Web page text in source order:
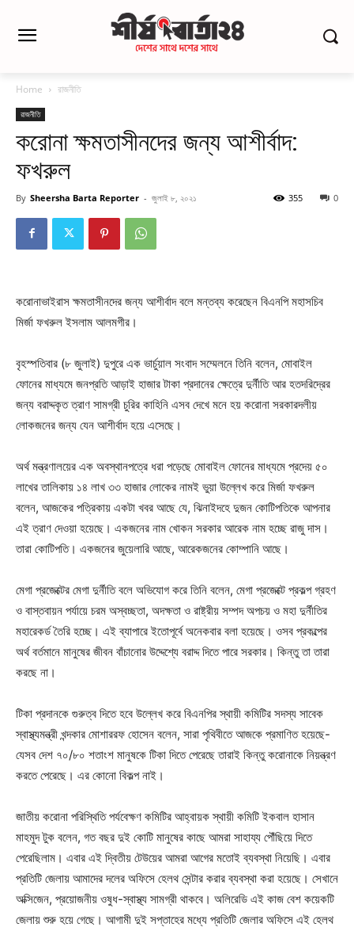
Home রাজনীতি
রাজনীতি
করোনা ক্ষমতাসীনদের জন্য আশীর্বাদ:
ফখরুল
By Sheersha Barta Reporter - জুলাই ৮, ২০২১ 0
355
করোনাভাইরাস ক্ষমতাসীনদের জন্য আশীর্বাদ বলে মন্তব্য করেছেন বিএনপি মহাসচিব
মির্জা ফখরুল ইসলাম আলমগীর।
বৃহস্পতিবার (৮ জুলাই) দুপুরে এক ভার্চুয়াল সংবাদ সম্মেলনে তিনি বলেন, মোবাইল
ফোনের মাধ্যমে জনপ্রতি আড়াই হাজার টাকা প্রদানের ক্ষেত্রে দুর্নীতি আর হতদরিদ্রের
জন্য বরাদ্দকৃত ত্রাণ সামগ্রী চুরির কাহিনি এসব দেখে মনে হয় করোনা সরকারদলীয়
লোকজনের জন্য যেন আশীর্বাদ হয়ে এসেছে।
অর্থ মন্ত্রণালয়ের এক অবস্থানপত্রে ধরা পড়েছে মোবাইল ফোনের মাধ্যমে প্রদেয় ৫০
লাখের তালিকায় ১৪ লাখ ৩৩ হাজার লোকের নামই ভুয়া উল্লেখ করে মির্জা ফখরুল
বলেন, আজকের পত্রিকায় একটা খবর আছে যে, ঝিনাইদহে দুজন কোটিপতিকে আপনার
এই ত্রাণ দেওয়া হয়েছে। একজনের নাম খোকন সরকার আরেক নাম হচ্ছে রাজু দাস।
তারা কোটিপতি। একজনের জুয়েলারি আছে, আরেকজনের কোম্পানি আছে।
মেগা প্রজেক্টের মেগা দুর্নীতি বলে অভিযোগ করে তিনি বলেন, মেগা প্রজেক্টে প্রকল্প গ্রহণ
ও বাস্তবায়ন পর্যায়ে চরম অস্বচ্ছতা, অদক্ষতা ও রাষ্ট্রীয় সম্পদ অপচয় ও মহা দুর্নীতির
মহারেকর্ড তৈরি হচ্ছে। এই ব্যাপারে ইতোপূর্বে অনেকবার বলা হয়েছে। ওসব প্রকল্পের
অর্থ বর্তমানে মানুষের জীবন বাঁচানোর উদ্দেশ্যে বরাদ্দ দিতে পারে সরকার। কিন্তু তা তারা
করছে না।
টিকা প্রদানকে গুরুত্ব দিতে হবে উল্লেখ করে বিএনপির স্থায়ী কমিটির সদস্য সাবেক
স্বাস্থ্যমন্ত্রী খন্দকার মোশাররফ হোসেন বলেন, সারা পৃথিবীতে আজকে প্রমাণিত হয়েছে-
যেসব দেশ ৭০/৮০ শতাংশ মানুষকে টিকা দিতে পেরেছে তারাই কিন্তু করোনাকে নিয়ন্ত্রণ
করতে পেরেছে। এর কোনো বিকল্প নাই।
জাতীয় করোনা পরিস্থিতি পর্যবেক্ষণ কমিটির আহ্বায়ক স্থায়ী কমিটি ইকবাল হাসান
মাহমুদ টুক বলেন, গত বছর দুই কোটি মানুষের কাছে আমরা সাহায্য পৌঁছিয়ে দিতে
পেরেছিলাম। এবার এই দ্বিতীয় টেউয়ের আমরা আগের মতোই ব্যবস্থা নিয়েছি। এবার
প্রতিটি জেলায় আমাদের দলের অফিসে হেলথ সেন্টার করার ব্যবস্থা করা হয়েছে। সেখানে
অক্সিজেন, প্রয়োজনীয় ওষুধ-স্বাস্থ্য সামগ্রী থাকবে। অলিরেডি এই কাজ বেশ কয়েকটি
জেলায় শুরু হয়ে গেছে। আগামী দুই সপ্তাহের মধ্যে প্রতিটি জেলার অফিসে এই হেলথ